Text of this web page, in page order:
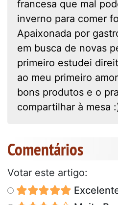
francesa que mal
inverno para comer
Apaixonada por
em busca de novas
primeiro estudei
ao meu primeiro
bons produtos e o
compartilhar à mesa
Comentários
Votar este artigo: